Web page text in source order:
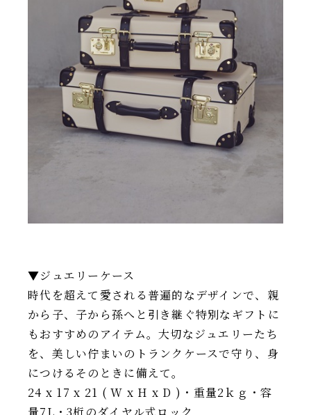
▼ジュエリーケース
時代を超えて愛される普遍的なデザインで、親
から子、子から孫へと引き継ぐ特別なギフトに
もおすすめのアイテム。大切なジュエリーたち
を、美しい佇まいのトランクケースで守り、身
につけるそのときに備えて。
24 x 17 x 21 ( W x H x D )・重量2ｋｇ・容